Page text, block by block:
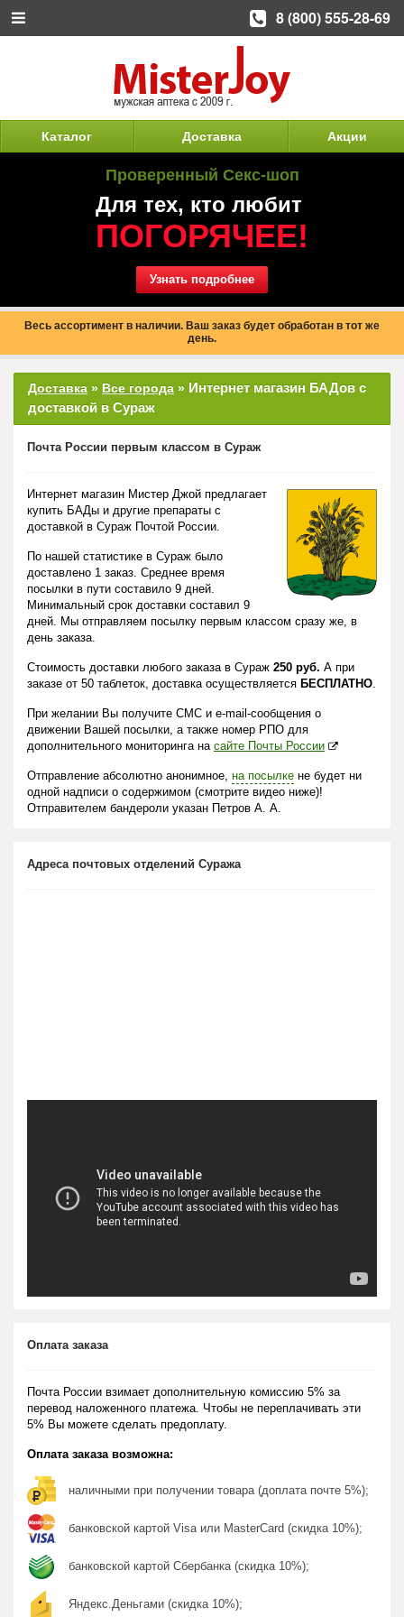
Каталог Доставка Акции
Проверенный Секс-шоп
Для тех, кто любит
ПОГОРЯЧЕЕ!
Узнать подробнее
Весь ассортимент в наличии. Ваш заказ будет обработан в тот же
день.
Доставка » Все города » Интернет магазин БАДов с
доставкой в Сураж
Почта России первым классом в Сураж
Интернет магазин Мистер Джой предлагает
купить БАДы и другие препараты с
доставкой в Сураж Почтой России.
По нашей статистике в Сураж было
доставлено 1 заказ. Среднее время
посылки в пути составило 9 дней.
Минимальный срок доставки составил 9
дней. Мы отправляем посылку первым классом сразу же, в
день заказа.
Стоимость доставки любого заказа в Сураж 250 руб. А при
заказе от 50 таблеток, доставка осуществляется БЕСПЛАТНО.
При желании Вы получите СМС и e-mail-сообщения о
движении Вашей посылки, а также номер РПО для
дополнительного мониторинга на сайте Почты России
Отправление абсолютно анонимное, на посылке не будет ни
одной надписи о содержимом (смотрите видео ниже)!
Отправителем бандероли указан Петров А. А.
Адреса почтовых отделений Суража
Оплата заказа
Почта России взимает дополнительную комиссию 5% за
перевод наложенного платежа. Чтобы не переплачивать эти
5% Вы можете сделать предоплату.
Оплата заказа возможна:
наличными при получении товара (доплата почте 5%);
банковской картой Visa или MasterCard (скидка 10%);
банковской картой Сбербанка (скидка 10%);
Яндекс.Деньгами (скидка 10%);
8 (800) 555-28-69